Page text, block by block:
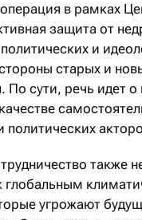
в рамках
защита от
и
старых и
По сути, речь идет
политических
также
глобальным
угрожают